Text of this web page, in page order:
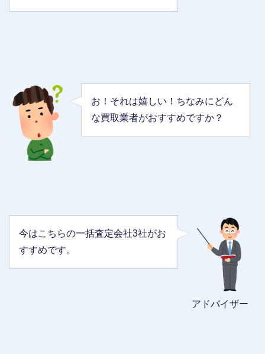
お！それは嬉しい！ちなみにどん
な買取業者がおすすめですか？
アドバイザー
今はこちらの一括査定会社3社がお
すすめです。